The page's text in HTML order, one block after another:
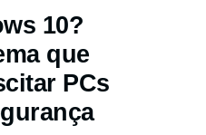
10?
que
PCs